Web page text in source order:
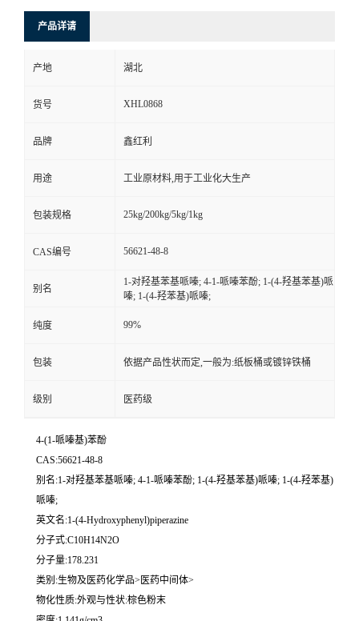
产品详请
产地 湖北
货号 XHL0868
品牌 鑫红利
用途 工业原材料,用于工业化大生产
包装规格 25kg/200kg/5kg/1kg
CAS编号 56621-48-8
别名
1-对羟基苯基哌嗪; 4-1-哌嗪苯酚; 1-(4-羟基苯基)哌
嗪; 1-(4-羟苯基)哌嗪;
纯度 99%
包装 依据产品性状而定,一般为:纸板桶或镀锌铁桶
级别 医药级
4-(1-哌嗪基)苯酚
CAS:56621-48-8
别名:1-对羟基苯基哌嗪; 4-1-哌嗪苯酚; 1-(4-羟基苯基)哌嗪; 1-(4-羟苯基)
哌嗪;
英文名:1-(4-Hydroxyphenyl)piperazine
分子式:C10H14N2O
分子量:178.231
类别:生物及医药化学品>医药中间体>
物化性质:外观与性状:棕色粉末